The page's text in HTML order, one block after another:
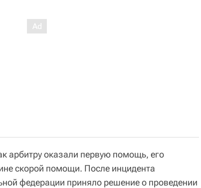
арбитру оказали первую помощь, его
скорой помощи. После инцидента
федерации приняло решение о проведении